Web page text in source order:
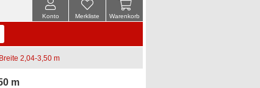
Warenkorb
Merkliste
Konto
2,04-3,50 m
m